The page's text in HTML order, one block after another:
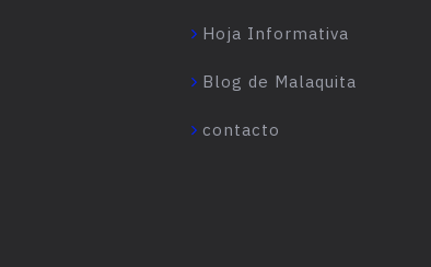
Hoja Informativa
Blog de Malaquita
contacto